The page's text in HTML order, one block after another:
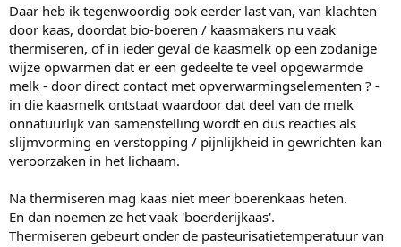
Daar heb ik tegenwoordig ook eerder last van, van klachten
door kaas, doordat bio-boeren / kaasmakers nu vaak
thermiseren, of in ieder geval de kaasmelk op een zodanige
wijze opwarmen dat er een gedeelte te veel opgewarmde
melk - door direct contact met opverwarmingselementen ? -
in die kaasmelk ontstaat waardoor dat deel van de melk
onnatuurlijk van samenstelling wordt en dus reacties als
slijmvorming en verstopping / pijnlijkheid in gewrichten kan
veroorzaken in het lichaam.
Na thermiseren mag kaas niet meer boerenkaas heten.
En dan noemen ze het vaak 'boerderijkaas'.
Thermiseren gebeurt onder de pasteurisatietemperatuur van